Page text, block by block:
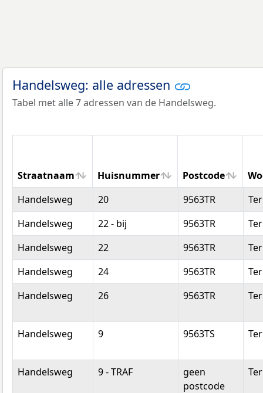
Handelsweg: alle adressen
Tabel met alle 7 adressen van de Handelsweg.
Straatnaam Huisnummer Postcode
Straatnaam
Huisnummer Postcode
Handelsweg 20 9563TR
Handelsweg
22 - bij 9563TR
Handelsweg
22 9563TR
Handelsweg
24 9563TR
Handelsweg
26 9563TR
Handelsweg 9 9563TS
Handelsweg 9 - TRAF
geen
postcode